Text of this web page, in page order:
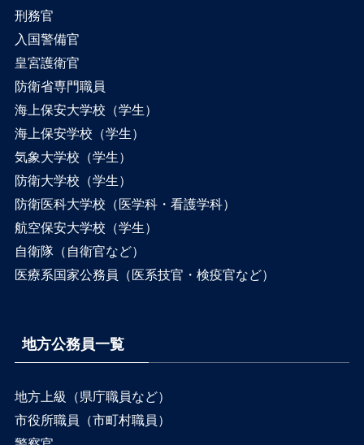
刑務官
入国警備官
皇宮護衛官
防衛省専門職員
海上保安大学校（学生）
海上保安学校（学生）
気象大学校（学生）
防衛大学校（学生）
防衛医科大学校（医学科・看護学科）
航空保安大学校（学生）
自衛隊（自衛官など）
医療系国家公務員（医系技官・検疫官など）
地方公務員一覧
地方上級（県庁職員など）
市役所職員（市町村職員）